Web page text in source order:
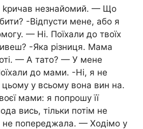
kричав незнайомий. — Що
-Відпусти мене, або я
— Ні. Поїхали до твоїх
-Яка різниця. Мама
— А тато? — У мене
до мами. -Ні, я не
цьому у всьому вона вин на.
мами: я попрошу її
вись, тільки потім не
попереджала. — Ходімо у